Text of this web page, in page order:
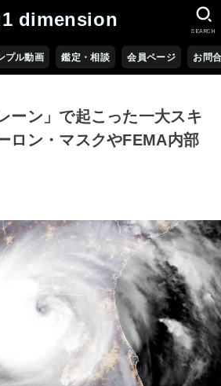
dimension
プル動画 鑑定・相談 会員ページ お問
SEARCH
ーン」で起こった一大スキ
ン・マスクやFEMA内部